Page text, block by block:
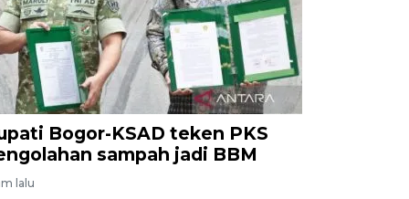
Bogor-KSAD teken PKS
sampah jadi BBM
lalu